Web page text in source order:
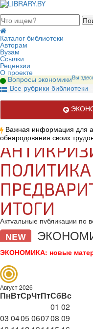
2026, четверг
Каталог библиотеки
Авторам
Вузам
Ссылки
Рецензии
О проекте
Вопросы экономикиВы
Все рубрики библиотеки
Важная информация для
обнародования своих
ПОЛИТИКА
ИТОГИ
Актуальные публикации по
NEW
ЭКОНОМИКА: новые
Август 2026
ПнВтСрЧтПтСбВс
01 02
03 0405060708 09